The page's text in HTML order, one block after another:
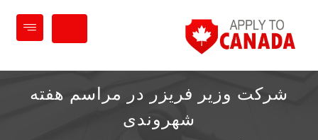
شرکت وزیر فریزر در مراسم هفته
شهروندی